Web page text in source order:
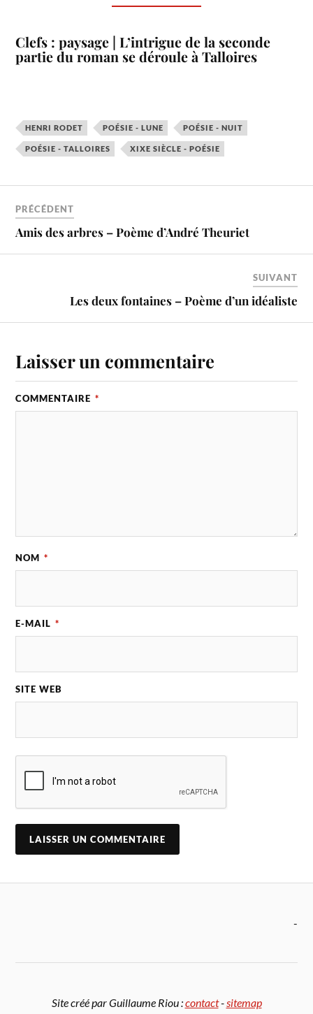
Clefs : paysage | L’intrigue de la seconde
partie du roman se déroule à Talloires
HENRI RODET POÉSIE - LUNE POÉSIE - NUIT
POÉSIE - TALLOIRES XIXE SIÈCLE - POÉSIE
PRÉCÉDENT
Amis des arbres – Poème d’André Theuriet
SUIVANT
Les deux fontaines – Poème d’un idéaliste
Laisser un commentaire
COMMENTAIRE *
NOM *
E-MAIL *
SITE WEB
-
Site créé par Guillaume Riou :contact- sitemap